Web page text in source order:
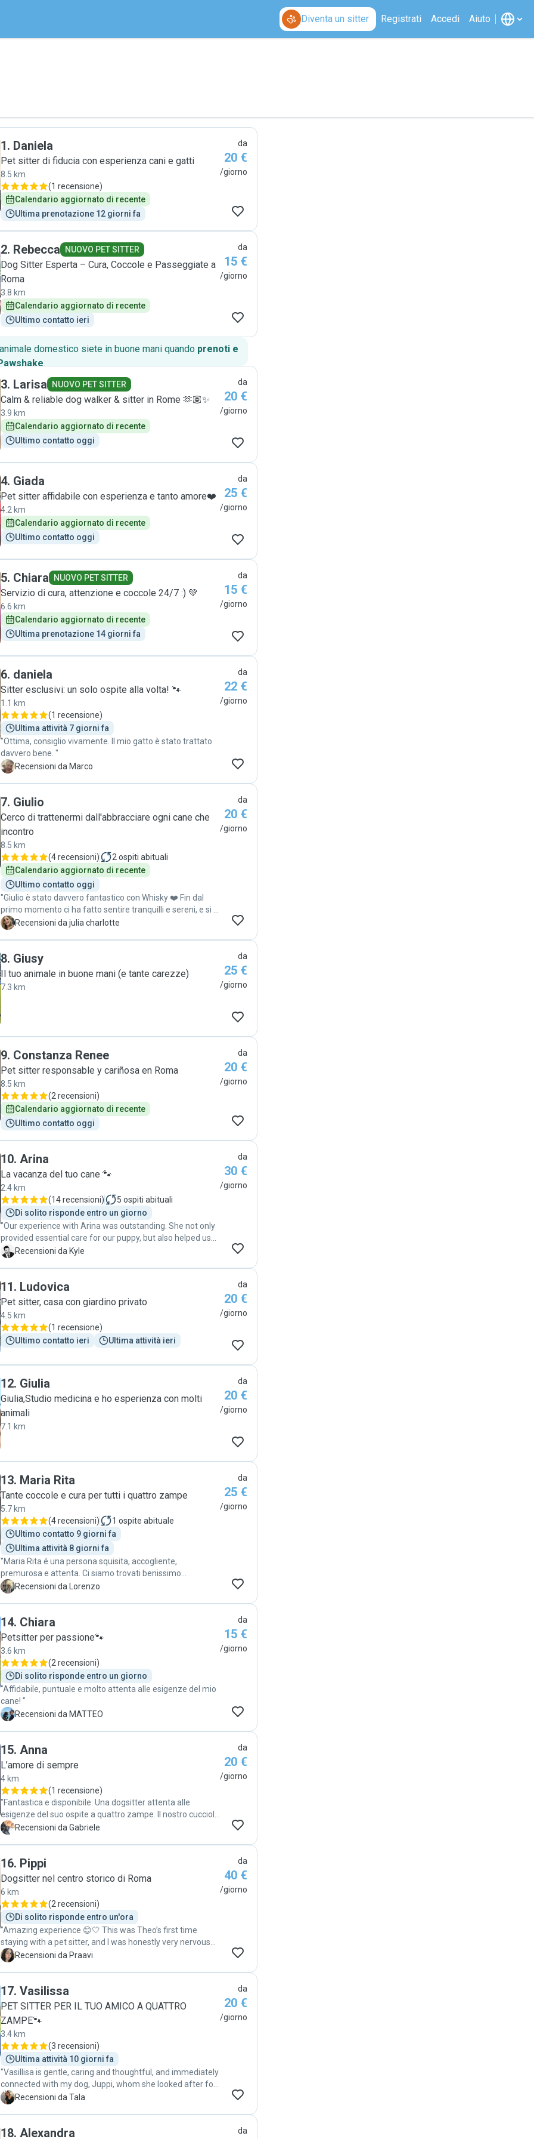
Diventa un sitter Registrati Accedi Aiuto
1. Daniela
Pet sitter di fiducia con esperienza cani e gatti
8.5 km
(1 recensione)
Calendario aggiornato di recente
Ultima prenotazione 12 giorni fa
da
20 €
/giorno
2. Rebecca NUOVO PET SITTER
Dog Sitter Esperta – Cura, Coccole e Passeggiate a
Roma
3.8 km
Calendario aggiornato di recente
Ultimo contatto ieri
da
15 €
/giorno
domestico siete in buone mani quando prenoti e
.
3. Larisa NUOVO PET SITTER
Calm & reliable dog walker & sitter in Rome 🫶🏽✨
3.9 km
Calendario aggiornato di recente
Ultimo contatto oggi
da
20 €
/giorno
4. Giada
Pet sitter affidabile con esperienza e tanto amore❤️
4.2 km
Calendario aggiornato di recente
Ultimo contatto oggi
da
25 €
/giorno
5. Chiara NUOVO PET SITTER
Servizio di cura, attenzione e coccole 24/7 :) 💚
6.6 km
Calendario aggiornato di recente
Ultima prenotazione 14 giorni fa
da
15 €
/giorno
6. daniela
Sitter esclusivi: un solo ospite alla volta! 🐾
1.1 km
(1 recensione)
Ultima attività 7 giorni fa
"Ottima, consiglio vivamente. Il mio gatto è stato trattato
davvero bene. "
M Recensioni da Marco
da
22 €
/giorno
7. Giulio
Cerco di trattenermi dall'abbracciare ogni cane che
incontro
8.5 km
(4 recensioni) 2 ospiti abituali
Calendario aggiornato di recente
Ultimo contatto oggi
"Giulio è stato davvero fantastico con Whisky ❤️ Fin dal
primo momento ci ha fatto sentire tranquilli e sereni, e si è
preso cura di lui con un amore e un’attenzione incredibili,
quanto Whisky fosse felice, coccolato e trattato
benissimo. Si vede davvero quanto Giulio ami gli animali e
quanta passione metta in quello che fa. In più, anche la
sua famiglia è stata super carina e accogliente con Whisky.
Non potevamo chiedere di meglio. Consigliamo Giulio
assolutamente e lasceremmo Whisky di nuovo con lui
senza il minimo dubbio 🐶"
J Recensioni da julia charlotte
da
20 €
/giorno
8. Giusy
Il tuo animale in buone mani (e tante carezze)
7.3 km
da
25 €
/giorno
9. Constanza Renee
Pet sitter responsable y cariñosa en Roma
8.5 km
(2 recensioni)
Calendario aggiornato di recente
Ultimo contatto oggi
da
20 €
/giorno
10. Arina
La vacanza del tuo cane 🐾
2.4 km
(14 recensioni) 5 ospiti abituali
Di solito risponde entro un giorno
"Our experience with Arina was outstanding. She not only
provided essential care for our puppy, but also helped us
with his development and training. We're extremely
K Recensioni da Kyle
da
30 €
/giorno
11. Ludovica
Pet sitter, casa con giardino privato
4.5 km
(1 recensione)
Ultimo contatto ieri
Ultima attività ieri
da
20 €
/giorno
12. Giulia
Giulia,Studio medicina e ho esperienza con molti
animali
7.1 km
da
20 €
/giorno
13. Maria Rita
Tante coccole e cura per tutti i quattro zampe
5.7 km
(4 recensioni) 1 ospite abituale
Ultimo contatto 9 giorni fa
Ultima attività 8 giorni fa
"Maria Rita é una persona squisita, accogliente,
premurosa e attenta. Ci siamo trovati benissimo
lasciandole il nostro cucciolo di 5 mesi. Esperienza ottima "
L Recensioni da Lorenzo
da
25 €
/giorno
14. Chiara
Petsitter per passione🐾
3.6 km
(2 recensioni)
Di solito risponde entro un giorno
"Affidabile, puntuale e molto attenta alle esigenze del mio
cane! "
M Recensioni da MATTEO
da
15 €
/giorno
15. Anna
L’amore di sempre
4 km
(1 recensione)
"Fantastica e disponibile. Una dogsitter attenta alle
esigenze del suo ospite a quattro zampe. Il nostro cucciolo
è sempre contento quando va da Anna. Siamo felici di
G Recensioni da Gabriele
da
20 €
/giorno
16. Pippi
Dogsitter nel centro storico di Roma
6 km
(2 recensioni)
Di solito risponde entro un'ora
"Amazing experience 😊🤍 This was Theo’s first time
staying with a pet sitter, and I was honestly very nervous
because he is extremely attached to me. But she was so
She kept me reassured, took great care of him, and made
the whole experience much easier for both me and my
highly recommend her to anyone looking for a kind and
reliable pet sitter 😊"
P Recensioni da Praavi
da
40 €
/giorno
17. Vasilissa
PET SITTER PER IL TUO AMICO A QUATTRO
ZAMPE🐾
3.4 km
(3 recensioni)
Ultima attività 10 giorni fa
"Vasillisa is gentle, caring and thoughtful, and immediately
connected with my dog, Juppi, whom she looked after for
the day. She was also kind enough to accommodate the
out to her again."
T Recensioni da Tala
da
20 €
/giorno
18. Alexandra da